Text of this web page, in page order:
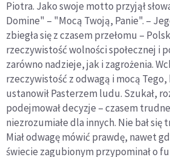
Piotra. Jako swoje motto przyjął
Domine" – "Mocą Twoją, Panie". –
zbiegła się z czasem przełomu –
rzeczywistość wolności społecznej i
zarówno nadzieje, jak i zagrożenia.
rzeczywistość z odwagą i mocą Tego,
ustanowił Pasterzem ludu. Szukał,
podejmował decyzje – czasem
niezrozumiałe dla innych. Nie bał
Miał odwagę mówić prawdę, nawet
świecie zagubionym przypominał o